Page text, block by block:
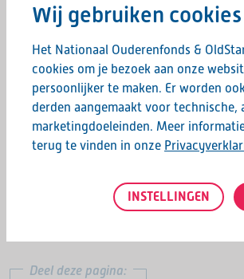
Deelname is kosteloos, sportoutfit en
Locatie:Randhoornweg 90.
Aanmelden & info
Graag horen we of je aanwezig bent op
Vooraanmeldingen of vragenneem
Deel deze pagina:
Wij gebruiken cookies
Het Nationaal Ouderenfonds &
cookies om je bezoek aan onze
persoonlijker te maken. Er worden
derden aangemaakt voor technische,
marketingdoeleinden. Meer
terug te vinden in onze
INSTELLINGEN